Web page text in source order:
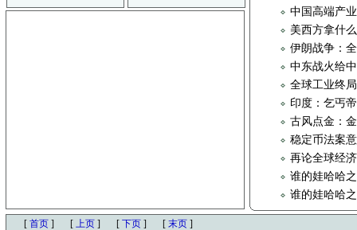
中国高端产
美西方拿什
伊朗战争：
中东战火给
全球工业终
印度：乞丐
古风点金：
稳定币法案
再论全球经
谁的娃哈哈
谁的娃哈哈
[ 首页 ] [ 上页 ] [ 下页 ] [ 末页 ]